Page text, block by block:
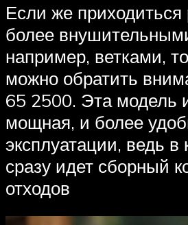
Если же приходиться
более
например, ветками,
можно обратить
65 2500. Эта модель
мощная, и более
эксплуатации, ведь в
сразу идет сборный
отходов